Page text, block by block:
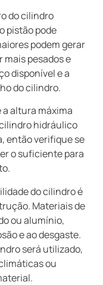
do cilindro
pistão pode
podem gerar
mais pesados e
disponível e a
do cilindro.
a altura máxima
hidráulico
então verifique se
o suficiente para
do cilindro é
Materiais de
ou alumínio,
e ao desgaste.
será utilizado,
ou